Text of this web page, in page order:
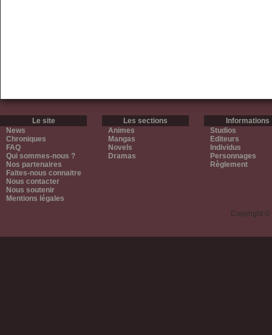
Le site
News
Chroniques
FAQ
Qui sommes-nous ?
Nos partenaires
Faites-nous connaitre
Nous contacter
Nous soutenir
Mentions légales
Les sections
Animes
Mangas
Novels
Dramas
Informations
Studios
Editeurs
Individus
Personnages
Règlement
Copyright ©